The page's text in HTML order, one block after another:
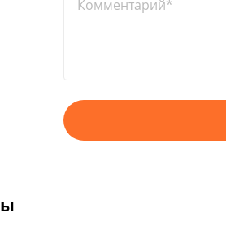
Комментарий*